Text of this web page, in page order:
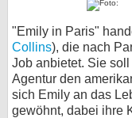
"Emily in Paris"
Collins), die nach
Job anbietet. Sie
Agentur den
sich Emily an das
gewöhnt, dabei ihre